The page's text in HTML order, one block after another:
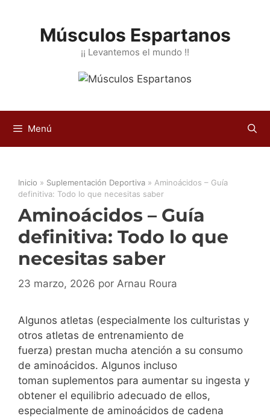
contenidoMúsculos Espartanos
¡¡ Levantemos el mundo !!
Menú
Inicio » Suplementación Deportiva » Aminoácidos – Guía
definitiva: Todo lo que necesitas saber
Aminoácidos – Guía
definitiva: Todo lo que
necesitas saber
23 marzo, 2026 por Arnau Roura
Algunos atletas (especialmente los culturistas y
otros atletas de entrenamiento de
fuerza) prestan mucha atención a su consumo
de aminoácidos. Algunos incluso
toman suplementos para aumentar su ingesta y
obtener el equilibrio adecuado de ellos,
especialmente de aminoácidos de cadena